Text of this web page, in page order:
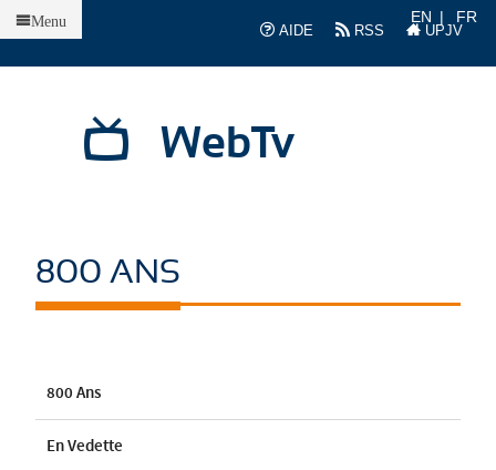
AIDE
RSS UPJV
EN FR
WebTv
Menu
800 ANS
800 Ans
En Vedette